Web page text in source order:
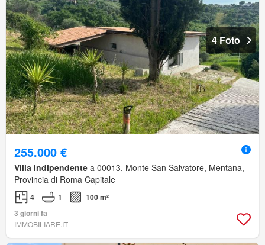
4 Foto
255.000 €
Villa indipendente a 00013, Monte San Salvatore, Mentana,
Provincia di Roma Capitale
4 1
100 m²
3 giorni fa
IMMOBILIARE.IT